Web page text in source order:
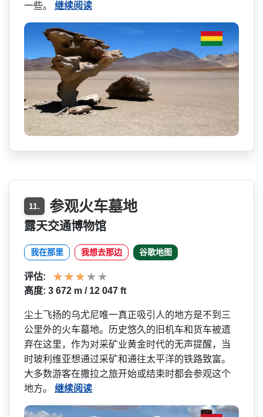
一­些。 继续阅读
11. 参观火车墓地
露天交通博物馆
我在那里 我想去那边 谷歌地图
评估:
高度: 3 672 m / 12 047 ft
尘土飞扬的乌尤尼唯一真正吸­引人的地方是不到三
公里外的火车墓地。历史悠久的旧­机车和货车被遗
弃在这里，作为对采矿业黄金时代的无­声提醒，当
时玻利维亚想通过采矿和通往太平洋的铁路­致富。
大多数游客在撒拉之旅开始或结束时都会参观这­个
地方。 继续阅读